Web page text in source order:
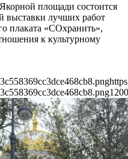
площади состоится
выставки лучших работ
плаката «СОхранить»,
к культурному
1200